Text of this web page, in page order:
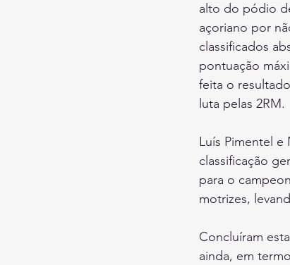
alto do pódio
açoriano por
classificados
pontuação
feita o
luta pelas 2RM.
Luís Pimentel
classificação
para o
motrizes,
Concluíram
ainda, em